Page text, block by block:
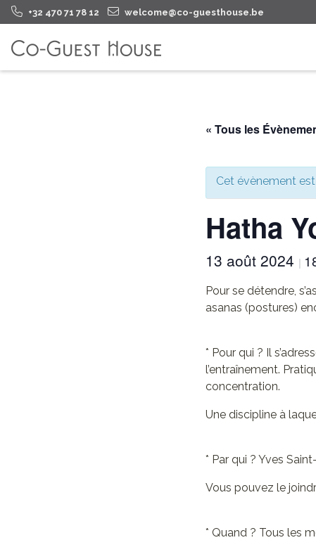
+32 470 71 78 12 welcome@co-guesthouse.be
« Tous les
Cet évènement
Hatha
13 août 2024 |
Pour se détendre,
asanas (postures)
* Pour qui ? Il
l’entraînement.
concentration.
Une discipline à
* Par qui ? Yves
Vous pouvez le
* Quand ? Tous les